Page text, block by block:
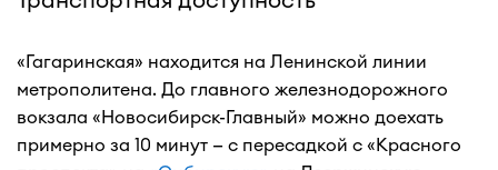
«Гагаринская» находится на Ленинской линии
метрополитена. До главного железнодорожного
вокзала «Новосибирск-Главный» можно доехать
примерно за 10 минут — с пересадкой с «Красного